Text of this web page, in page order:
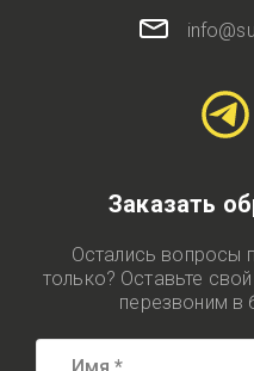
Заказать
Остались вопросы
только? Оставьте
перезвоним